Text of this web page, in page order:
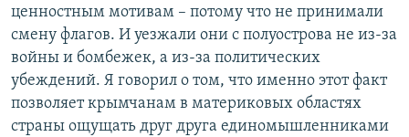
ценностным мотивам – потому что не принимали
смену флагов. И уезжали они с полуострова не из-за
войны и бомбежек, а из-за политических
убеждений. Я говорил о том, что именно этот факт
позволяет крымчанам в материковых областях
страны ощущать друг друга единомышленниками